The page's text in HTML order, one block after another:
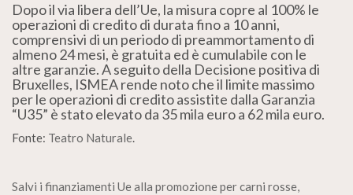
Dopo il via libera dell’Ue, la misura copre al 100% le
operazioni di credito di durata fino a 10 anni,
comprensivi di un periodo di preammortamento di
almeno 24 mesi, è gratuita ed è cumulabile con le
altre garanzie. A seguito della Decisione positiva di
Bruxelles, ISMEA rende noto che il limite massimo
per le operazioni di credito assistite dalla Garanzia
“U35” è stato elevato da 35 mila euro a 62 mila euro.
Fonte: Teatro Naturale.
Salvi i finanziamenti Ue alla promozione per carni rosse,